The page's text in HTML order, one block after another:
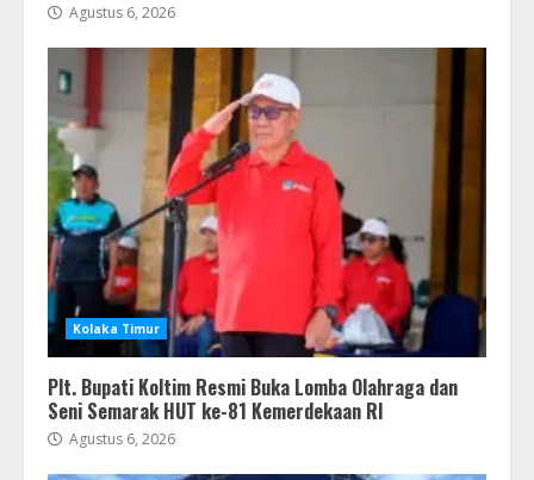
Agustus 6, 2026
Kolaka Timur
Plt. Bupati Koltim Resmi Buka Lomba Olahraga dan
Seni Semarak HUT ke-81 Kemerdekaan RI
Agustus 6, 2026